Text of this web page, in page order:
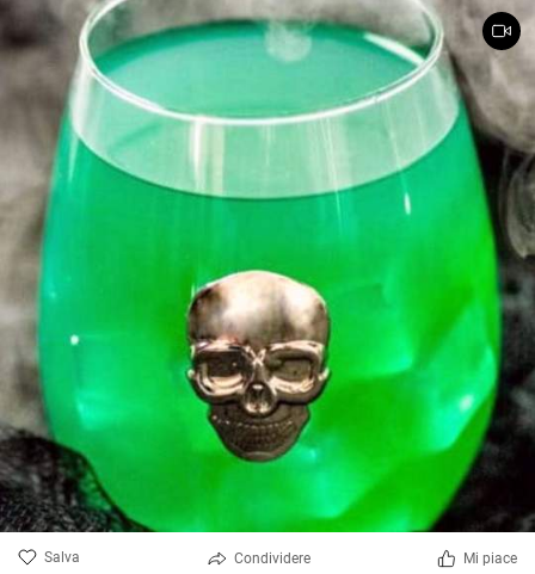
Salva Condividere Mi piace